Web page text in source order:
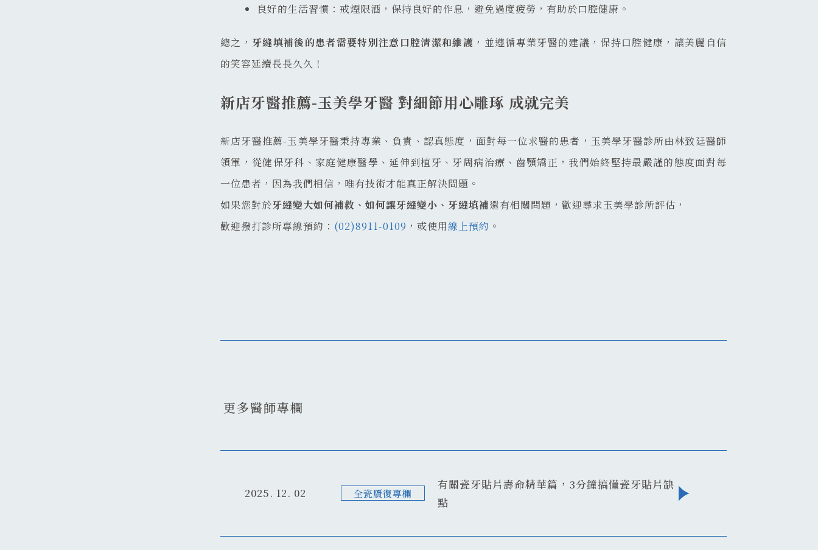
良好的生活習慣：戒煙限酒，保持良好的作息，避免過度疲勞，有助於口腔健康。
總之， 牙縫填補後的患者需要特別注意口腔清潔和維護 ，並遵循專業牙醫的建議，保持口腔健康，讓美麗自信
的笑容延續長長久久！
新店牙醫推薦-玉美學牙醫 對細節用心雕琢 成就完美
新店牙醫推薦-玉美學牙醫秉持專業、負責、認真態度，面對每一位求醫的患者，玉美學牙醫診所由林致廷醫師
領軍，從健保牙科、家庭健康醫學、延伸到植牙、牙周病治療、齒顎矯正，我們始終堅持最嚴謹的態度面對每
一位患者，因為我們相信，唯有技術才能真正解決問題。
如果您對於牙縫變大如何補救、如何讓牙縫變小、牙縫填補還有相關問題，歡迎尋求玉美學診所評估，
歡迎撥打診所專線預約： (02)8911-0109 ，或使用線上預約 。
更多醫師專欄
2025. 12. 02 全瓷贗復專欄
有關瓷牙貼片壽命精華篇，3分鐘搞懂瓷牙貼片缺
點